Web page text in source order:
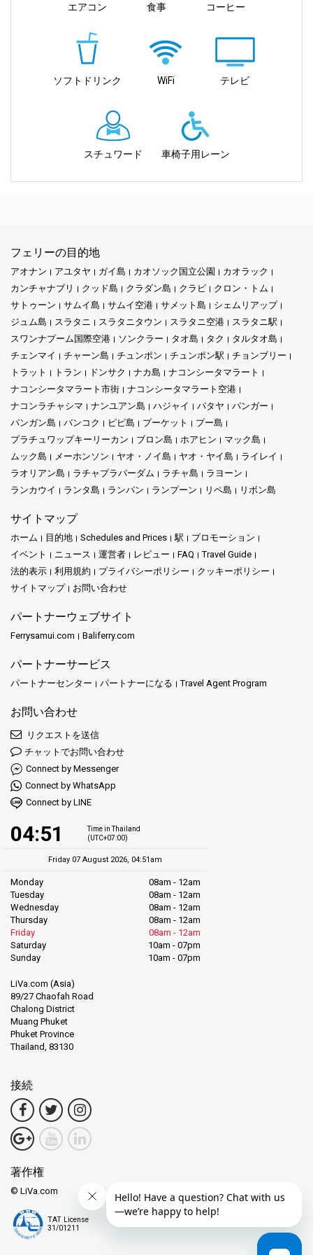
しながら、快適さ、安全性、冒険のすべての瞬間を楽しめるよう
の夢と、この特別なクラビを作り出す風景、静かなビーチ、隠さ
れた宝石の間の架け橋となります。
Ao Nang Travel Tourでは、素晴らしい瞬間であなたの旅行体験を
再定義することを使命としています。私たちは、クラビの内在す
私たちのビジョンは、クラビの驚異を発見したいと願う人々のた
めの選ばれる存在となることです。この地域を定義する魅力的な
パノラマを共有し、その自然の恵みへの永続的な感謝を育むこと
を誓います。
サービス内容:
Ao Nang Travel Tourの世界に足を踏み入れると、無限の可能性の
世界が広がります。これは、アオナンビーチの魅力的な魅力とそ
の海岸の向こうにある島々を発見するためのチケットです。
静かなアンダマン海に面したアオナンビーチは、美しい避難所で
あり、高い石灰岩の崖、魅力的なビーチ、そして活気のある雰囲
気が完全に調和しています。
ここAo Nang Travel Tourでは、信頼できるロングテールボートを
利用して、コーホンやライレイビーチなどの近くの宝石を案内し
ます。
私たちの目標は明確です—私たちと出会うすべての旅行者に忘れ
られない体験を提供することです。私たちはあなたを一地点から
別の地点に運ぶだけではありません。私たちは、快適で安全な旅
私たちのビジョンはシンプルですが強力です。クラビの驚異を探
す。それは、素晴らしい風景を示すだけではなく、地域の自然美
とです。
Ao Nang Travel Tourの世界では、旅を特別で忘れられないものに
するために設計されたさまざまなサービスがあなたを待っていま
す。私たちは、アオナンでホテルの部屋を予約するお手伝いをし
ます。私たちのロングテールボートのフリートは、信頼できる交
通手段として、コーホン、ライレイビーチ、そして魅力的なプラ
ナン洞窟ビーチなどの象徴的な目的地にあなたを連れて行きま
す。
しかし、それは単なる輸送にとどまりません—私たちのオールイ
ンクルーシブ日帰り旅行は、クラビの多様なアトラクションの本
質を捉えるために慎重に企画されており、一度の素晴らしい旅で
その驚異を体験する機会を提供します。クラビを探索する際、私
たちの経験豊富なガイドがあなたのそばにいて、クラビの魂を生
き生きとさせる洞察と物語を共有します。
主な特徴:
景観探索:コーホン、ライレイビーチ、さらなる冒険に出発しまし
ょう。クラビの美しさを定義する息をのむような風景と石灰岩の
崖を目撃してください。
本物の体験:私たちのガイド付きツアーでは、ロングテールボート
快適さと安全性:私たちのロングテールボートの快適さの中でリラ
ックスしてください。これらは、あなたの安全を最優先する熟練
した地元の船長によって運営されています。
便利な予約:
けずに席を確保するプロセスを簡素化します。
概要: 発見するべきいくつかの目的地
ます。モダンでよく整備されたフェリーが、快適さとリラクゼー
リーなスタッフが、訪れる素晴らしい場所に関するすべての情報
を提供しながら、細心の注意を払ってお世話します。魅力的な景
観から活気ある海洋生物まで、島の冒険のあらゆる面を豊かにす
るためにここにいます。
お手頃価格のオプション:
お得な価格が組み合わさり、予算を超えずに最高の体験を楽しむ
ことができます。
歓迎的なチーム:
温かく親しみやすいスタッフが、私たちのホスピ
タリティへの取り組みを体現し、単に楽しいだけでなく忘れられ
ない体験を保証します。
概要: 提供する目的地の一部
コ リペの冒険:ジョリー トラベルは、コ リペの冒険にあなたを連
れて行き、美しいビーチとターコイズブルーの水が広がる楽園を
明らかにします。詳細については、 こちらをクリック してくださ
ハジャイ:ジョリー トラベルのハジャイ ディスカバリーと共に、
ハジャイの活気あるエネルギーに浸ってください。活気ある市
については、
ピピ島体験: 驚くべきピピ島に飛び込み、その素晴らしい自然の美
しさとエキサイティングなナイトライフで知られる熱帯の楽園を
体験してください。詳細については、
さい。
ジョリー トラベルの魅惑的な世界に足を踏み入れてみてくださ
い。それはあなたの最も豪華な旅行の夢が実際に現実になる魔法
これらの素晴らしい冒険を心に描くとき、ジョリー トラベルはそ
熟練したチームです。
ハジャイ空港またはハジャイ市内からサトゥーン、パクバラ桟橋
へのミニバン、さらにコ リペへのスピードボートの往復を提供し
ています。
エアコン 食事 コーヒー
ソフトドリンク WiFi テレビ
スチュワード 車椅子用レーン
フェリーの目的地
アオナン アユタヤ ガイ島 カオソック国立公園
カオラック
カンチャナブリ
クッド島 クラダン島 クラビ
クロン・トム
サトゥーン
サムイ島 サムイ空港 サメット島
シェムリアップ
ジュム島
スラタニ スラタニタウン スラタニ空港
スラタニ駅
スワンナプーム国際空港
ソンクラー タオ島 タク
タルタオ島
チェンマイ
チャーン島 チュンポン チュンポン駅
チョンブリー
トラット
トラン ドンサク ナカ島
ナコンシータマラート
ナコンシータマラート市街
ナコンシータマラート空港
ナコンラチャシマ
ナンユアン島 ハジャイ パタヤ
パンガー
パンガン島
バンコク ピピ島 プーケット
プー島
プラチュワップキーリーカン
ブロン島 ホアヒン
マック島
ムック島
メーホンソン ヤオ・ノイ島 ヤオ・ヤイ島
ライレイ
ラオリアン島
ラチャプラパーダム ラチャ島
ラヨーン
ランカウイ
ランタ島 ランパン ランプーン リペ島 リボン島
サイトマップ
ホーム 目的地 Schedules and Prices 駅
プロモーション
イベント
ニュース 運営者 レビュー FAQ
Travel Guide
法的表示
利用規約 プライバシーポリシー
クッキーポリシー
サイトマップ
お問い合わせ
パートナーウェブサイト
Ferrysamui.com Baliferry.com
パートナーサービス
パートナーセンター パートナーになる Travel Agent Program
お問い合わせ
リクエストを送信
チャットでお問い合わせ
Connect by Messenger
Connect by WhatsApp
Connect by LINE
04:51
Time in Thailand
(UTC+07:00)
Friday 07 August 2026, 04:51am
Monday
08am - 12am
Tuesday
08am - 12am
Wednesday
08am - 12am
Thursday
08am - 12am
Friday
08am - 12am
Saturday
10am - 07pm
Sunday
10am - 07pm
LiVa.com (Asia)
89/27 Chaofah Road
Chalong District
Muang Phuket
Phuket Province
Thailand, 83130
接続
著作権
© LiVa.com
TAT License
31/01211